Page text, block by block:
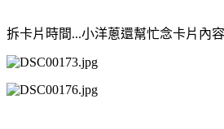
拆卡片時間...小洋蔥還幫忙念卡片內